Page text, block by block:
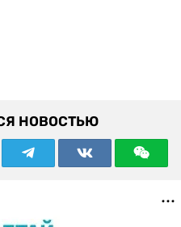
НОВОСТЬЮ